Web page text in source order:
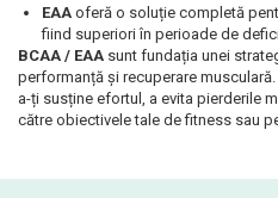
EAA oferă o soluție completă
fiind superiori în perioade de
BCAA / EAA sunt fundația unei
performanță și recuperare
a-ți susține efortul, a evita pierderile
către obiectivele tale de fitness sau